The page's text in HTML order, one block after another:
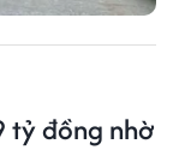
tỷ đồng nhờ